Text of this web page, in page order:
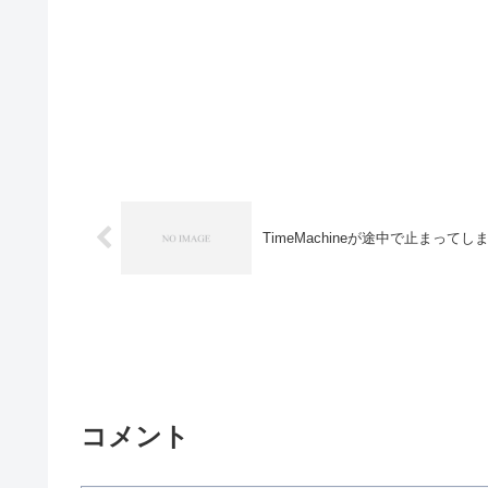
TimeMachineが途中で止まってし
コメント